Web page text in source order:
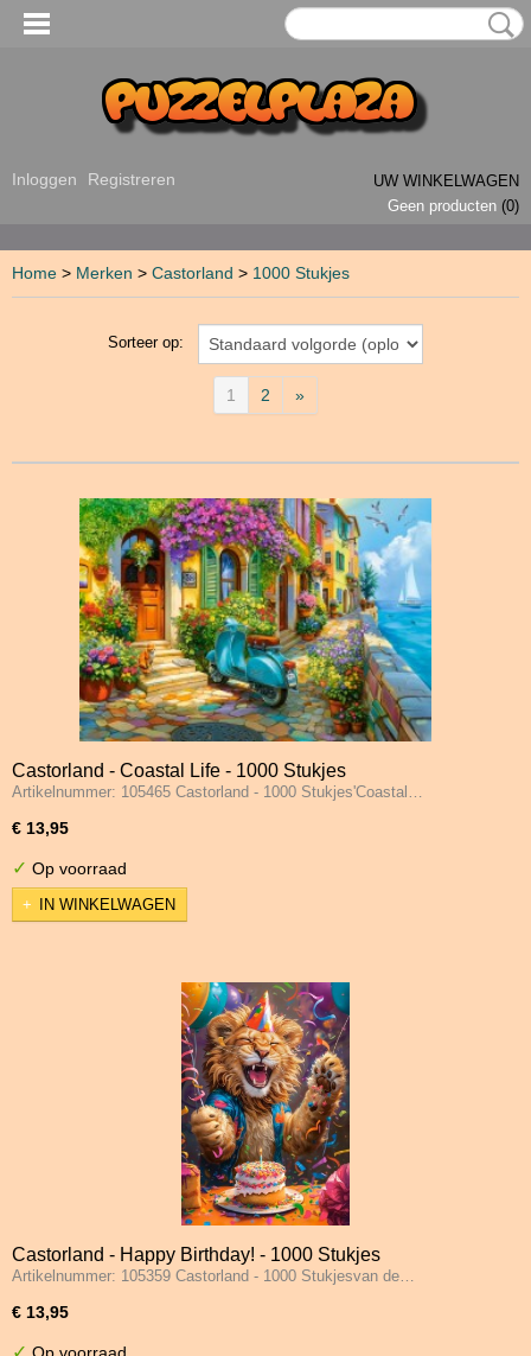
Inloggen Registreren
UW WINKELWAGEN
Geen producten (0)
Home > Merken > Castorland > 1000 Stukjes
Sorteer op:
1 2 »
Castorland - Coastal Life - 1000 Stukjes
Artikelnummer: 105465 Castorland - 1000 Stukjes'Coastal…
€ 13,95
✓ Op voorraad
IN WINKELWAGEN
Castorland - Happy Birthday! - 1000 Stukjes
Artikelnummer: 105359 Castorland - 1000 Stukjesvan de…
€ 13,95
✓ Op voorraad